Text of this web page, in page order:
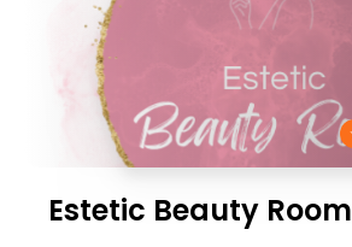
Estetic Beauty Room